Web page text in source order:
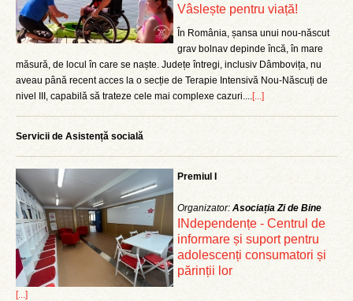
Vâslește pentru viață!
În România, șansa unui nou-născut
grav bolnav depinde încă, în mare
măsură, de locul în care se naște. Județe întregi, inclusiv Dâmbovița, nu
aveau până recent acces la o secție de Terapie Intensivă Nou-Născuți de
nivel III, capabilă să trateze cele mai complexe cazuri....[...]
Servicii de Asistență socială
Premiul I
Organizator: Asociația Zi de Bine
INdependențe - Centrul de
informare și suport pentru
adolescenți consumatori și
părinții lor
[...]